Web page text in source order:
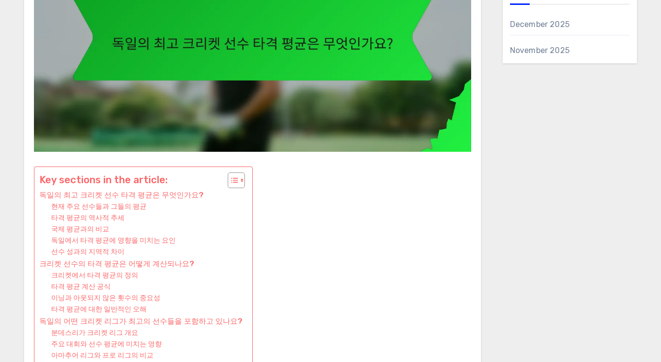
Key sections in the article:
독일의 최고 크리켓 선수 타격 평균은 무엇인가요?
현재 주요 선수들과 그들의 평균
타격 평균의 역사적 추세
국제 평균과의 비교
독일에서 타격 평균에 영향을 미치는 요인
선수 성과의 지역적 차이
크리켓 선수의 타격 평균은 어떻게 계산되나요?
크리켓에서 타격 평균의 정의
타격 평균 계산 공식
이닝과 아웃되지 않은 횟수의 중요성
타격 평균에 대한 일반적인 오해
독일의 어떤 크리켓 리그가 최고의 선수들을 포함하고 있나요?
분데스리가 크리켓 리그 개요
주요 대회와 선수 평균에 미치는 영향
아마추어 리그와 프로 리그의 비교
December 2025
November 2025